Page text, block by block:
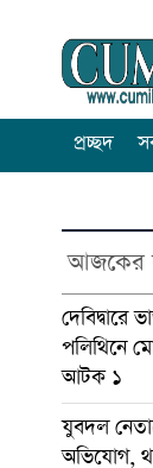
প্রচ্ছদ
আজকের
দেবিদ্বারে
পলিথিনে
আটক ১
যুবদল
অভিযোগ,